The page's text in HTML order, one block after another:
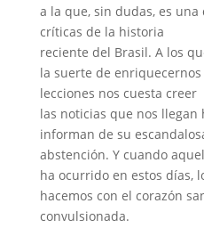
a la que, sin dudas, es
críticas de la historia
reciente del Brasil. A los
la suerte de
lecciones nos cuesta creer
las noticias que nos llegan
informan de su
abstención. Y cuando
ha ocurrido en estos días,
hacemos con el corazón
convulsionada.